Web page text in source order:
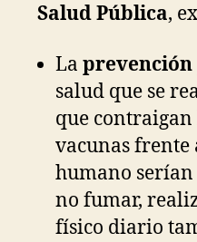
Salud Pública,
La
salud que se
que contraigan
vacunas frente
humano serían
no fumar,
físico diario